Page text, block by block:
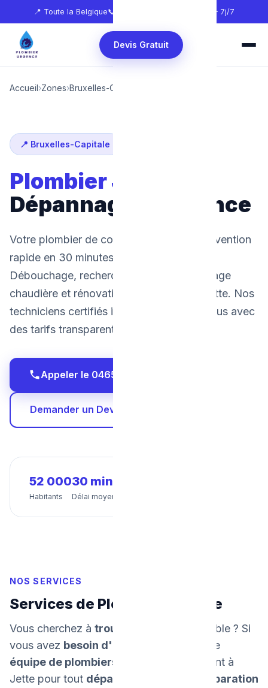
📍 Toute la Belgique📞 🕐 24h/24 — 7j/7
Devis Gratuit
Accueil›Zones›Bruxelles-Capitale
📍 Bruxelles-Capitale
Plombier Jette
Dépannage d'urgence
Votre plombier de confiance à Jette. Intervention
rapide en 30 minutes, 24h/24 et 7j/7.
Débouchage, recherche de fuite, dépannage
chaudière et rénovation salle de bain à Jette. Nos
techniciens certifiés interviennent chez vous avec
des tarifs transparents et fixes.
Appeler le 0465 68 51 58
Demander un Devis Gratuit
52 000
Habitants
30 min
Délai moyen
NOS SERVICES
Services de Plomberie à Jette
Vous cherchez à trouver un plombier
fiable ? Si
vous avez besoin d'un dépannage
, notre
équipe de plombiers
intervient rapidement à
Jette pour tout dépannage urgent
réparation